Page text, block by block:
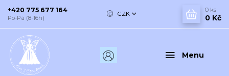
Menu
CZK
+420 775 677 164
Po-Pá (8-16h)
0 ks
0 Kč